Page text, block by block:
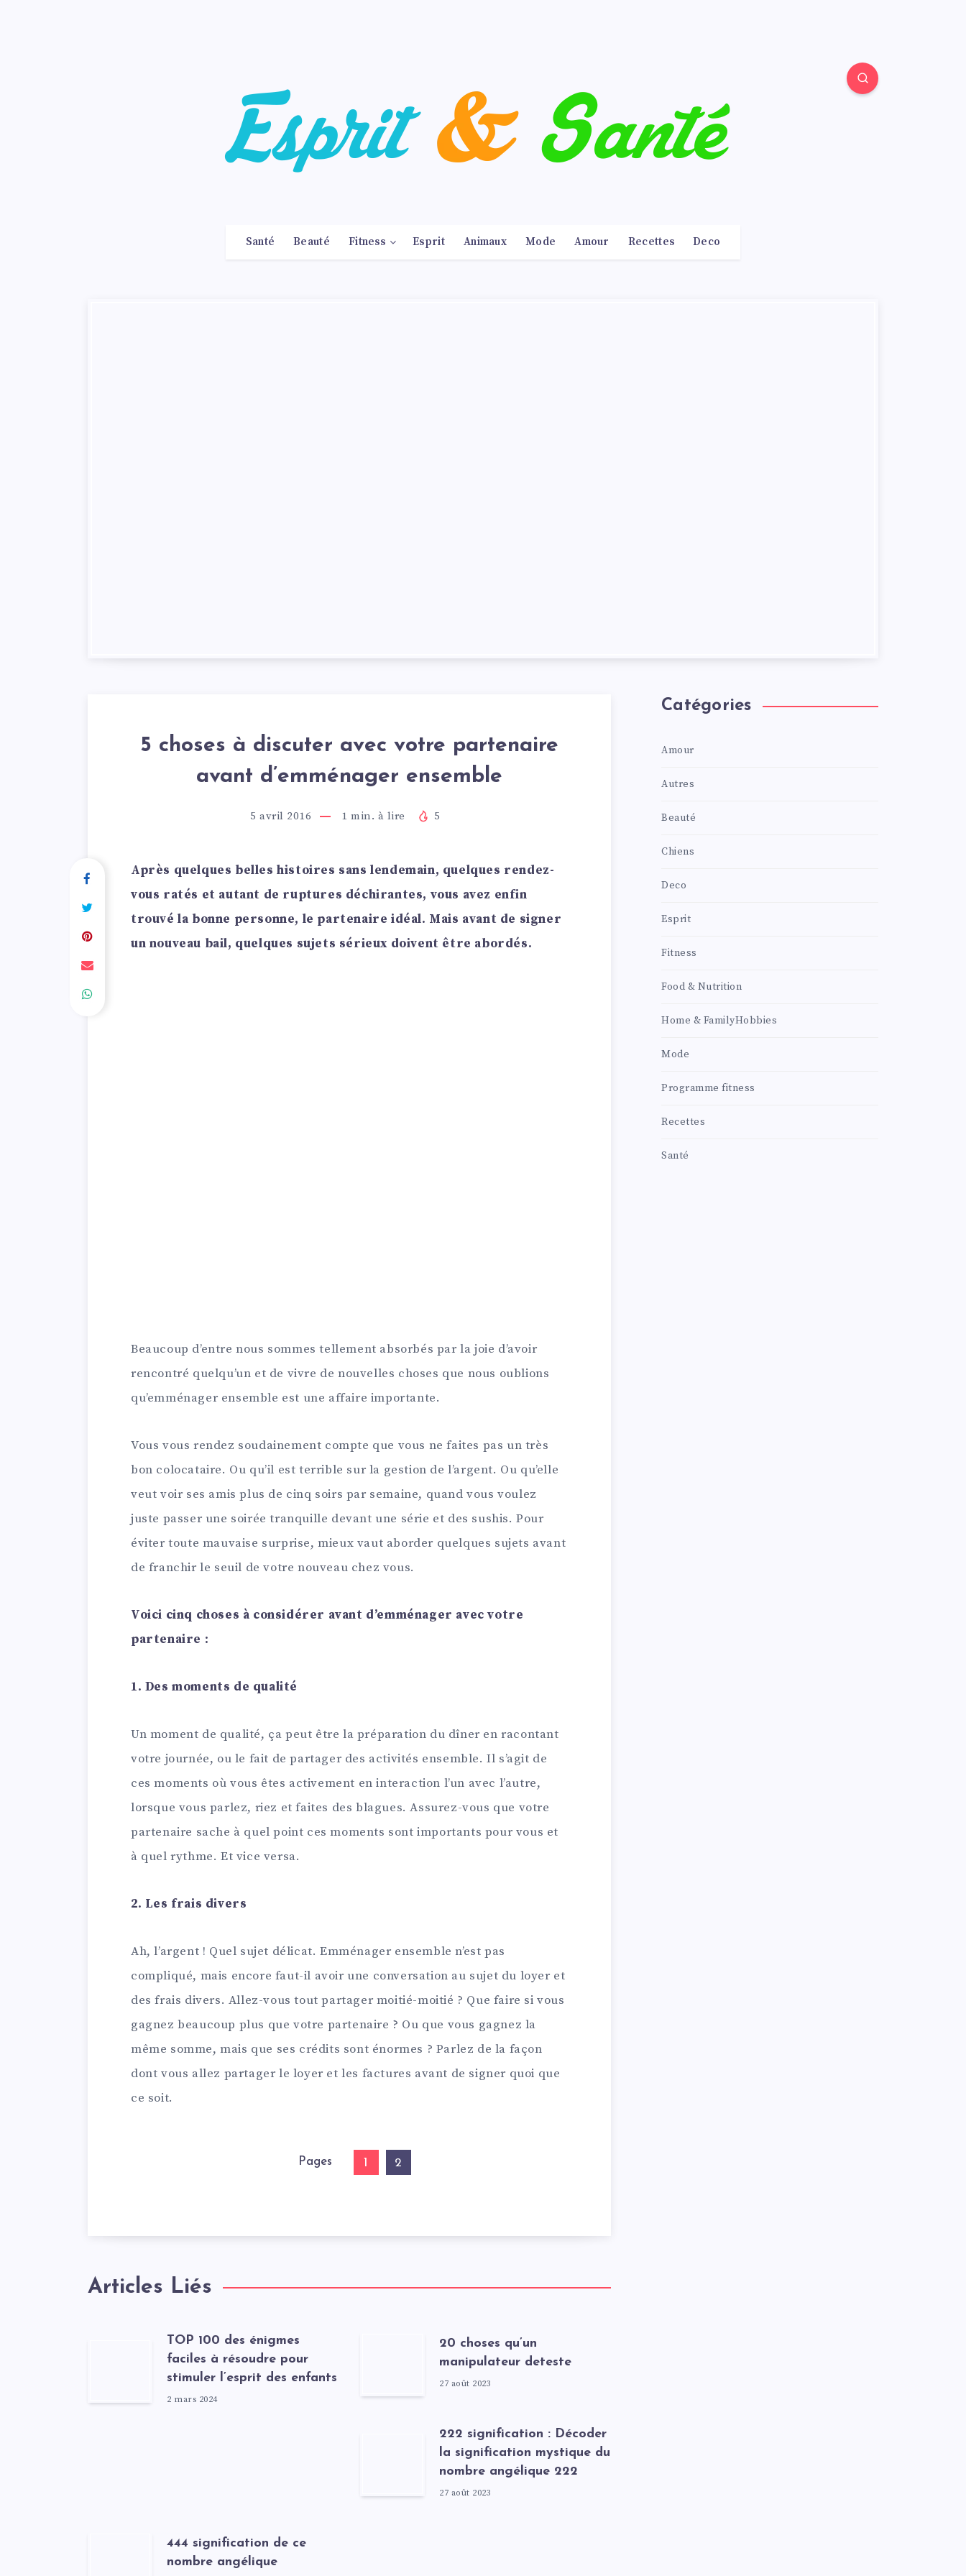
Santé Beauté Fitness Esprit Animaux Mode Amour Recettes Deco
5 choses à discuter avec votre partenaire
avant d’emménager ensemble
5 avril 2016 1 min. à lire 5
Après quelques belles histoires sans lendemain, quelques rendez-
vous ratés et autant de ruptures déchirantes, vous avez enfin
trouvé la bonne personne, le partenaire idéal. Mais avant de signer
un nouveau bail, quelques sujets sérieux doivent être abordés.
Beaucoup d’entre nous sommes tellement absorbés par la joie d’avoir
rencontré quelqu’un et de vivre de nouvelles choses que nous oublions
qu’emménager ensemble est une affaire importante.
Vous vous rendez soudainement compte que vous ne faites pas un très
bon colocataire. Ou qu’il est terrible sur la gestion de l’argent. Ou qu’elle
veut voir ses amis plus de cinq soirs par semaine, quand vous voulez
juste passer une soirée tranquille devant une série et des sushis. Pour
éviter toute mauvaise surprise, mieux vaut aborder quelques sujets avant
de franchir le seuil de votre nouveau chez vous.
Voici cinq choses à considérer avant d’emménager avec votre
partenaire :
1. Des moments de qualité
Un moment de qualité, ça peut être la préparation du dîner en racontant
votre journée, ou le fait de partager des activités ensemble. Il s’agit de
ces moments où vous êtes activement en interaction l’un avec l’autre,
lorsque vous parlez, riez et faites des blagues. Assurez-vous que votre
partenaire sache à quel point ces moments sont importants pour vous et
à quel rythme. Et vice versa.
2. Les frais divers
Ah, l’argent ! Quel sujet délicat. Emménager ensemble n’est pas
compliqué, mais encore faut-il avoir une conversation au sujet du loyer et
des frais divers. Allez-vous tout partager moitié-moitié ? Que faire si vous
gagnez beaucoup plus que votre partenaire ? Ou que vous gagnez la
même somme, mais que ses crédits sont énormes ? Parlez de la façon
dont vous allez partager le loyer et les factures avant de signer quoi que
ce soit.
Pages 1 2
Articles Liés
TOP 100 des énigmes
faciles à résoudre pour
stimuler l’esprit des enfants
2 mars 2024
20 choses qu’un
manipulateur deteste
27 août 2023
222 signification : Décoder
la signification mystique du
nombre angélique 222
27 août 2023
444 signification de ce
nombre angélique
Catégories
Amour
Autres
Beauté
Chiens
Deco
Esprit
Fitness
Food & Nutrition
Home & FamilyHobbies
Mode
Programme fitness
Recettes
Santé